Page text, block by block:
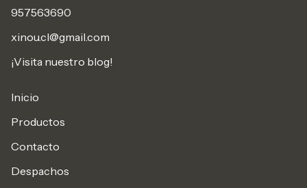
957563690
xinou.cl@gmail.com
¡Visita nuestro blog!
Inicio
Productos
Contacto
Despachos